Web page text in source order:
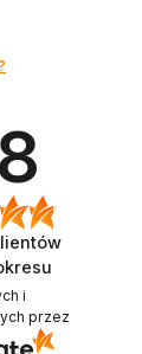
i
przez